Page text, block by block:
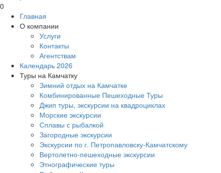
0
Главная
О компании
Услуги
Контакты
Агентствам
Календарь 2026
Туры на Камчатку
Зимний отдых на Камчатке
Комбинированные Пешеходные Туры
Джип туры, экскурсии на квадроциклах
Морские экскурсии
Сплавы с рыбалкой
Загородные экскурсии
Экскурсии по г. Петропавловску-Камчатскому
Вертолетно-пешеходные экскурсии
Этнографические туры